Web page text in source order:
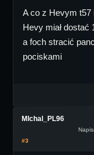
A co z Hevym t57
Hevy miał dostać
a foch stracić
pociskami
MIchal_PL96
#3